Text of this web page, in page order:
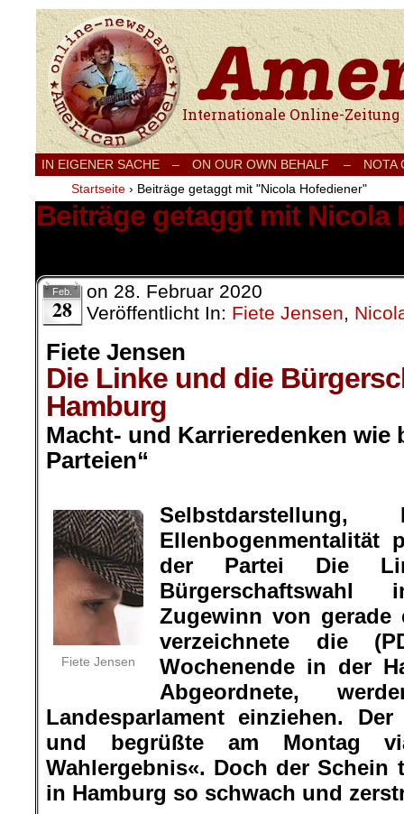
Internationale Onlinezeitung für Frieden,
IN EIGENER SACHE – ON OUR OWN BEHALF –
NOTA
Startseite › Beiträge getaggt mit "Nicola Hofediener"
Beiträge getaggt mit Nicola
Feb.
28
on 28. Februar 2020
Veröffentlicht In: Fiete Jensen,
Fiete Jensen
Die Linke und die
Hamburg
Macht- und Karrieredenken wie
Parteien“
Fiete Jensen
Selbstdarstellung,
Ellenbogenmentalität
der Partei Die
Zugewinn von gerade
verzeichnete die
Wochenende in der
Abgeordnete,
Landesparlament einziehen.
und begrüßte am Montag
Wahlergebnis«. Doch der
in Hamburg so schwach und